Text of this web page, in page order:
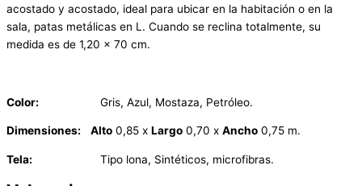
acostado y acostado, ideal para ubicar en la habitación o en la
sala, patas metálicas en L. Cuando se reclina totalmente, su
medida es de 1,20 x 70 cm.
Color: Gris, Azul, Mostaza, Petróleo.
Dimensiones: Alto 0,85 x Largo 0,70 x Ancho 0,75 m.
Tela: Tipo lona, Sintéticos, microfibras.